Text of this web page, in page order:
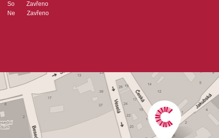
So Zavřeno
Ne Zavřeno